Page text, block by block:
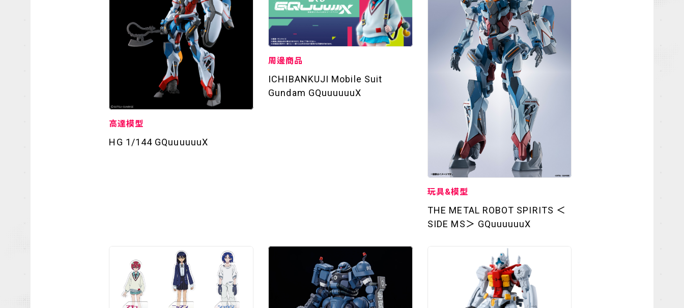
高達模型
HG 1/144 GQuuuuuuX
周邊商品
ICHIBANKUJI Mobile Suit
Gundam GQuuuuuuX
玩具&模型
THE METAL ROBOT SPIRITS ＜
SIDE MS＞ GQuuuuuuX